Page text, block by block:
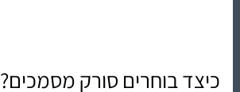
כיצד בוחרים סורק מסמכים?
כיצד